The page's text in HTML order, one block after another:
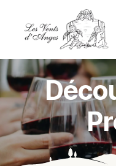
Overslaan naar inhoud